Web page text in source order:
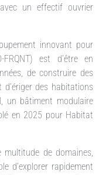
un effectif ouvrier
innovant pour
FRQNT) est d’être en
de construire des
des habitations
un bâtiment modulaire
en 2025 pour Habitat
de domaines,
d’explorer rapidement